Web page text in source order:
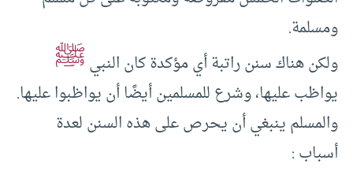
ومسلمة.
ولكن هناك سنن راتبة أي مؤكدة كان النبيﷺ
يواظب عليها، وشرع للمسلمين أيضًا أن يواظبوا عليها.
والمسلم ينبغي أن يحرص على هذه السنن لعدة
أسباب :